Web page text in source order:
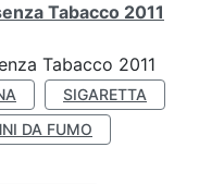
Tabacco 2011
Tabacco 2011
SIGARETTA
DA FUMO